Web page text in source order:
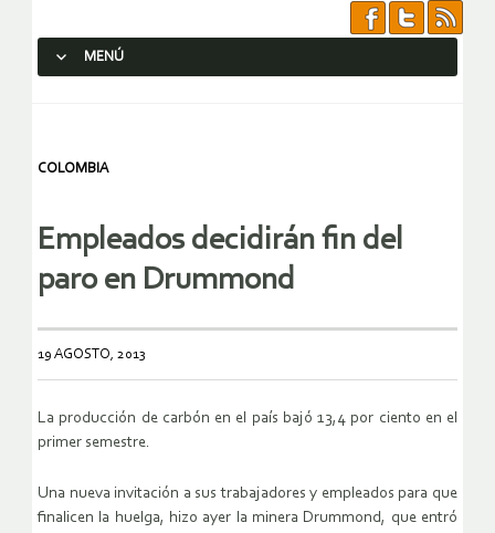
MENÚ
COLOMBIA
Empleados decidirán fin del
paro en Drummond
19 AGOSTO, 2013
La producción de carbón en el país bajó 13,4 por ciento en el
primer semestre.
Una nueva invitación a sus trabajadores y empleados para que
finalicen la huelga, hizo ayer la minera Drummond, que entró